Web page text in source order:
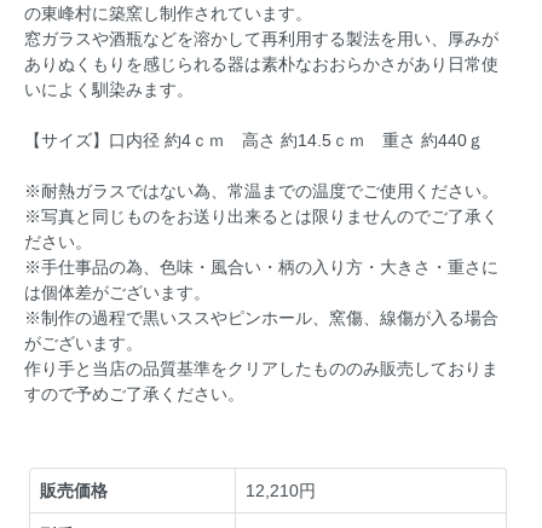
の東峰村に築窯し制作されています。
窓ガラスや酒瓶などを溶かして再利用する製法を用い、厚みが
ありぬくもりを感じられる器は素朴なおおらかさがあり日常使
いによく馴染みます。
【サイズ】口内径 約4ｃｍ 高さ 約14.5ｃｍ 重さ 約440ｇ
※耐熱ガラスではない為、常温までの温度でご使用ください。
※写真と同じものをお送り出来るとは限りませんのでご了承く
ださい。
※手仕事品の為、色味・風合い・柄の入り方・大きさ・重さに
は個体差がございます。
※制作の過程で黒いススやピンホール、窯傷、線傷が入る場合
がございます。
作り手と当店の品質基準をクリアしたもののみ販売しておりま
すので予めご了承ください。
販売価格 12,210円